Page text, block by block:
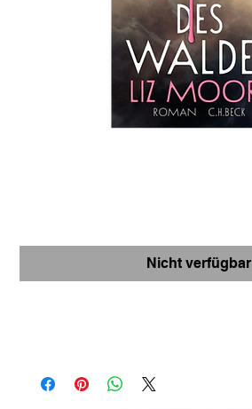
Nicht verfügbar